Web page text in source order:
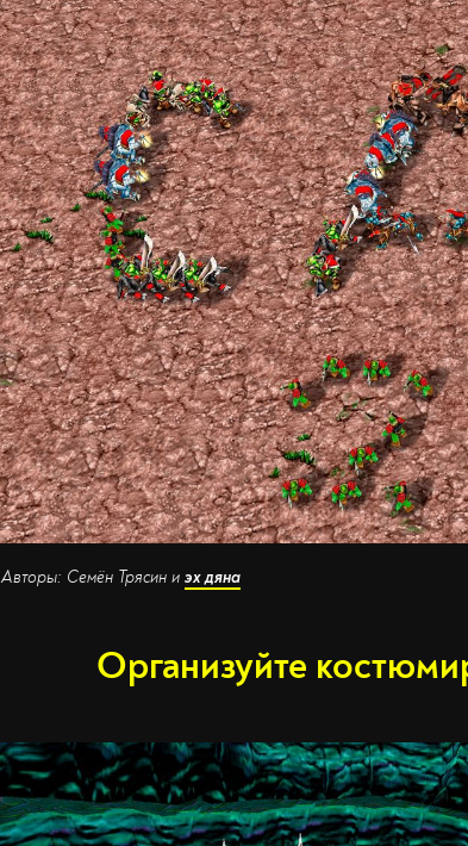
Авторы: Семён Трясин и эх дяна
Организуйте